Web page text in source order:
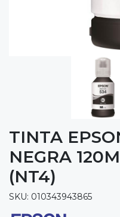
TINTA
NEGRA
(NT4)
SKU: 010343943865